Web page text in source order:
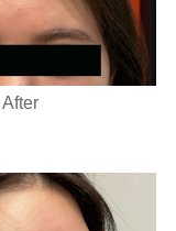
After